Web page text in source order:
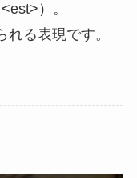
）。
る表現です。